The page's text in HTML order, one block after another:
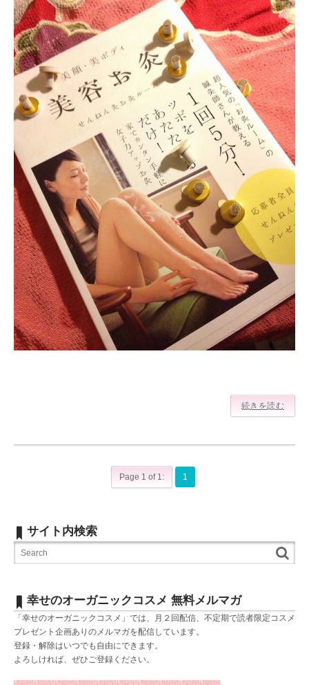
続きを読む
Page 1 of 1: 1
サイト内検索
幸せのオーガニックコスメ 無料メルマガ
「幸せのオーガニックコスメ」では、月２回配信、不定期で読者限定コスメ
プレゼント企画ありのメルマガを配信しています。
登録・解除はいつでも自由にできます。
よろしければ、ぜひご登録ください。